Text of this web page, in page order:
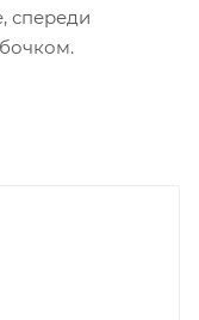
спереди